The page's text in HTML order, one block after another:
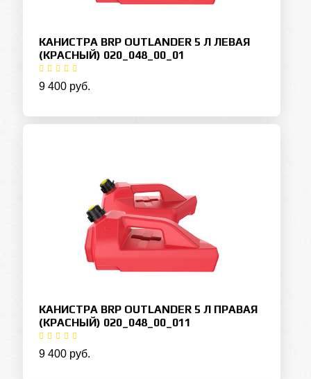
КАНИСТРА BRP OUTLANDER 5 Л ЛЕВАЯ
(КРАСНЫЙ) 020_048_00_01
9 400 руб.
КАНИСТРА BRP OUTLANDER 5 Л ПРАВАЯ
(КРАСНЫЙ) 020_048_00_011
9 400 руб.